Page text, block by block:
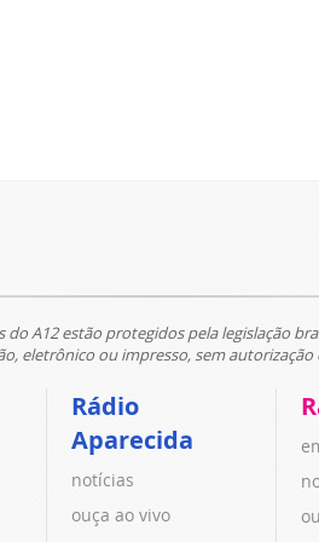
do A12 estão protegidos pela legislação
eletrônico ou impresso, sem
Rádio
Aparecida
notícias
ouça ao vivo